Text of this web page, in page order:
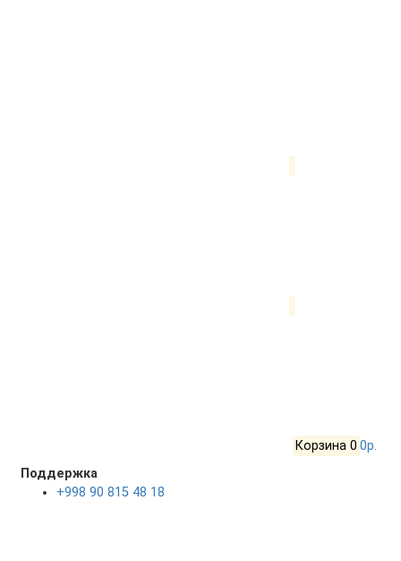
Корзина 0 0р.
Поддержка
+998 90 815 48 18